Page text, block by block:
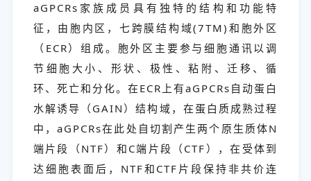
aGPCRs家族成员具有独特的结构和功能特
征，由胞内区，七跨膜结构域(7TM)和胞外区
（ECR）组成。胞外区主要参与细胞通讯以调
节细胞大小、形状、极性、粘附、迁移、循
环、死亡和分化。在ECR上有aGPCRs自动蛋白
水解诱导（GAIN）结构域，在蛋白质成熟过程
中，aGPCRs在此处自切割产生两个原生质体N
端片段（NTF）和C端片段（CTF），在受体到
达细胞表面后，NTF和CTF片段保持非共价连